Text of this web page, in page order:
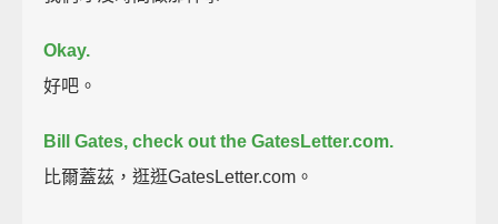
Okay.
好吧。
Bill Gates, check out the GatesLetter.com.
比爾蓋茲，逛逛GatesLetter.com。